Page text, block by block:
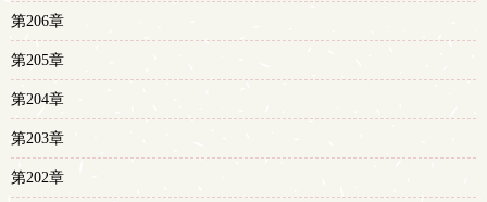
第206章
第205章
第204章
第203章
第202章